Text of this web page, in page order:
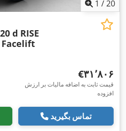
1 /20
d RISE
Facelift
‎€۳۱٬۸۰۶
قیمت ثابت به اضافه مالیات بر ارزش
افزوده
تماس بگیرید